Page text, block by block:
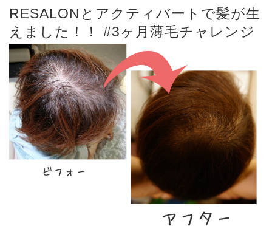
RESALONとアクティバートで髪が生
えました！！ #3ヶ月薄毛チャレンジ